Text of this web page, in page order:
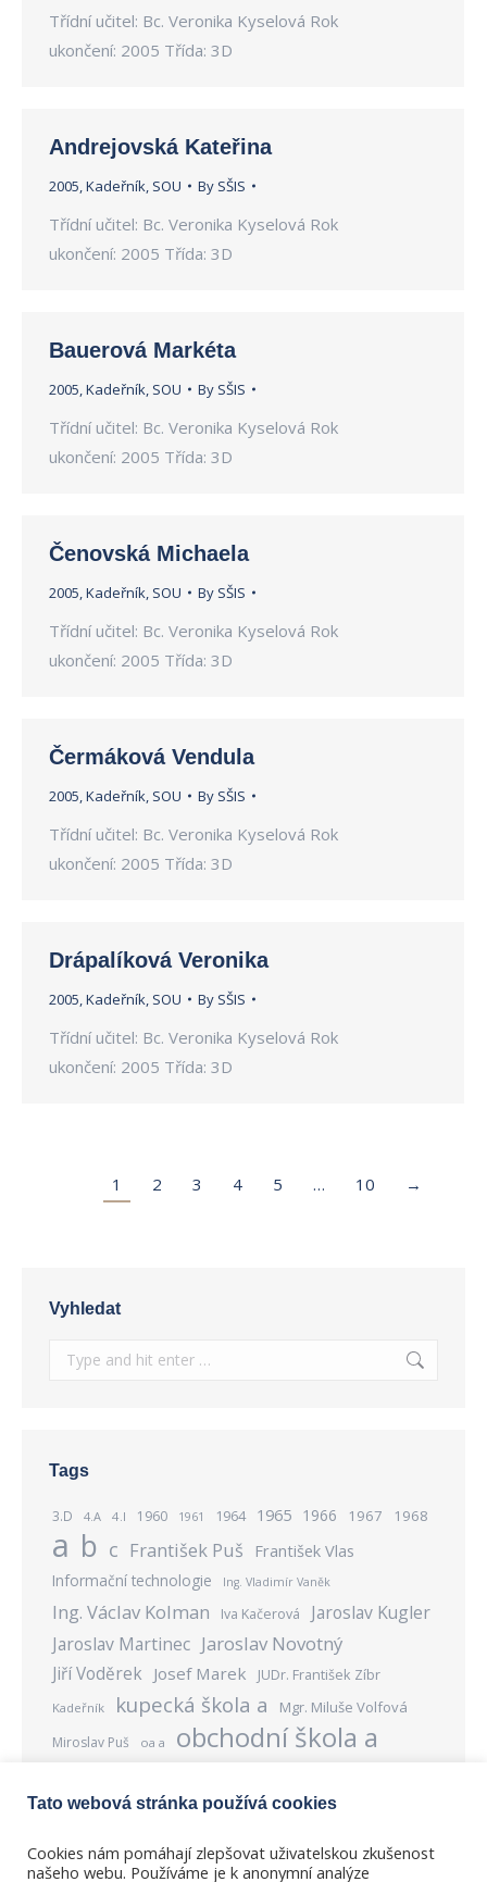
Třídní učitel: Bc. Veronika Kyselová Rok
ukončení: 2005 Třída: 3D
Andrejovská Kateřina
2005,Kadeřník, SOU By SŠIS
Třídní učitel: Bc. Veronika Kyselová Rok
ukončení: 2005 Třída: 3D
Bauerová Markéta
2005,Kadeřník, SOU By SŠIS
Třídní učitel: Bc. Veronika Kyselová Rok
ukončení: 2005 Třída: 3D
Čenovská Michaela
2005,Kadeřník, SOU By SŠIS
Třídní učitel: Bc. Veronika Kyselová Rok
ukončení: 2005 Třída: 3D
Čermáková Vendula
2005,Kadeřník, SOU By SŠIS
Třídní učitel: Bc. Veronika Kyselová Rok
ukončení: 2005 Třída: 3D
Drápalíková Veronika
2005,Kadeřník, SOU By SŠIS
Třídní učitel: Bc. Veronika Kyselová Rok
ukončení: 2005 Třída: 3D
1 2 3 4 5 … 10 →
Vyhledat
Search:
Tags
3.D 4.A 4.I 1960 1961 1964 1965 1966 1967 1968
a b c František Puš František Vlas
Informační technologie Ing. Vladimír Vaněk
Ing. Václav Kolman Iva Kačerová
Jaroslav Kugler
Jaroslav Martinec Jaroslav Novotný
Jiří Voděrek Josef Marek JUDr. František Zíbr
Kadeřník kupecká škola a Mgr. Miluše Volfová
Miroslav Puš oa a obchodní škola a
Přadlena souo 3a souo 3b souo 3c
Tkadlena vhš a Výroba konfekce
Tato webová stránka používá cookies
Cookies nám pomáhají zlepšovat uživatelskou zkušenost
našeho webu. Používáme je k anonymní analýze